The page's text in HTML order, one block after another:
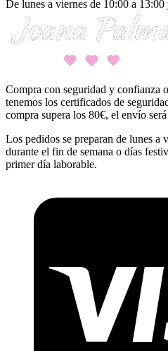
De lunes a viernes de 10:00 a
Compra con seguridad y confianza
tenemos los certificados de
compra supera los 80€, el envío
Los pedidos se preparan de lunes a
durante el fin de semana o días
primer día laborable.